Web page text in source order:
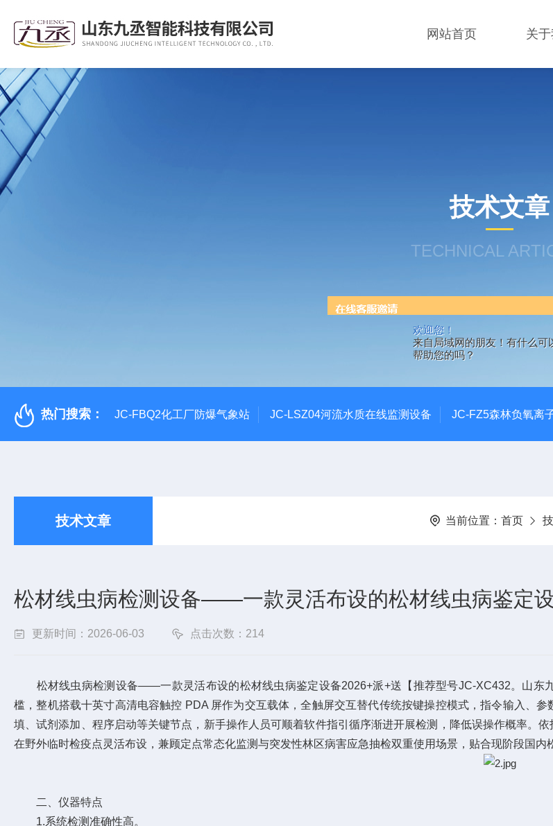
欢迎您！
来自局域网的朋友！有什么可
帮助您的吗？
网站首页 关
技术文章
TECHNICAL
热门搜索： JC-FBQ2化工厂防爆气象站 JC-LSZ04河流水质在线监测设备 JC-FZ5森林负氧离
技术文章 当前位置： 首页
松材线虫病检测设备——一款灵活布设的松材线虫病鉴定
更新时间：2026-06-03 点击次数：214
松材线虫病检测设备——一款灵活布设的松材线虫病鉴定设备2026+派+送【推荐型号JC-XC432。山东
槛，整机搭载十英寸高清电容触控 PDA 屏作为交互载体，全触屏交互替代传统按键操控模式，指令输入、
填、试剂添加、程序启动等关键节点，新手操作人员可顺着软件指引循序渐进开展检测，降低误操作概率。
在野外临时检疫点灵活布设，兼顾定点常态化监测与突发性林区病害应急抽检双重使用场景，贴合现阶段国内
二、仪器特点
1.系统检测准确性高。